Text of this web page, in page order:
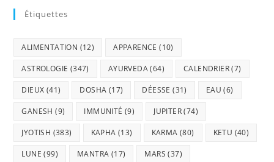
Étiquettes
ALIMENTATION (12) APPARENCE (10)
ASTROLOGIE (347) AYURVEDA(64) CALENDRIER(7)
DIEUX (41) DOSHA (17) DÉESSE (31) EAU (6)
GANESH (9) IMMUNITÉ (9) JUPITER(74)
JYOTISH (383) KAPHA (13) KARMA (80) KETU (40)
LUNE (99) MANTRA (17) MARS (37)